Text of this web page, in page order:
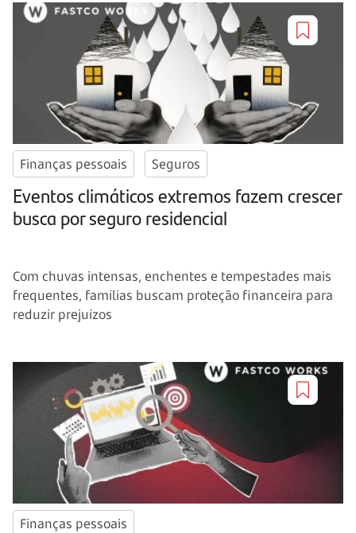
Finanças pessoais Seguros
Eventos climáticos extremos fazem crescer
busca por seguro residencial
Com chuvas intensas, enchentes e tempestades mais
frequentes, famílias buscam proteção financeira para
reduzir prejuízos
Finanças pessoais